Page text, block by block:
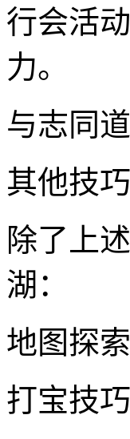
行会活
力。
与志同
其他技巧
除了上
湖：
地图探
打宝技